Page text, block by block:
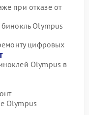
при отказе от
Olympus
цифровых
Olympus в
Olympus